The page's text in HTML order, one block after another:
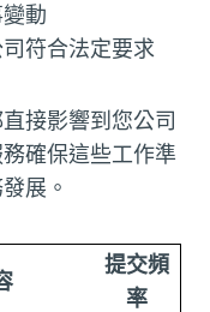
動
符合法定要求
接影響到您公司
確保這些工作準
展。
提交頻
率